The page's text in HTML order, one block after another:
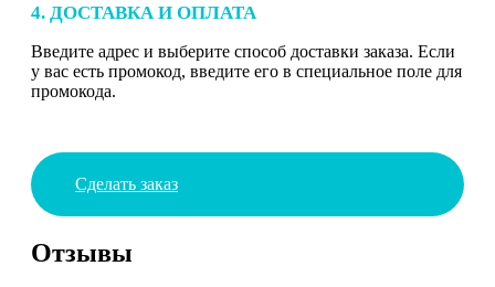
4. ДОСТАВКА И ОПЛАТА
Введите адрес и выберите способ доставки заказа. Если
у вас есть промокод, введите его в специальное поле для
промокода.
Сделать заказ
Отзывы